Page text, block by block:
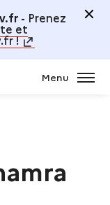
- Prenez
et
!
Menu